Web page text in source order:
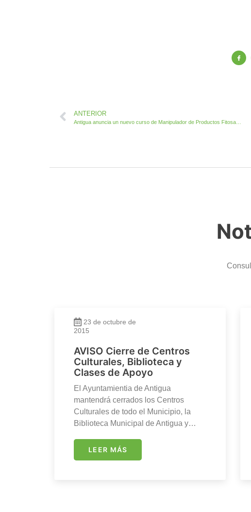
ANTERIOR
23 de octubre de
2015
AVISO Cierre de Centros
Culturales, Biblioteca y
Clases de Apoyo
El Ayuntamientia de Antigua
mantendrá cerrados los Centros
Culturales de todo el Municipio, la
Biblioteca Municipal de Antigua y…
LEER MÁS